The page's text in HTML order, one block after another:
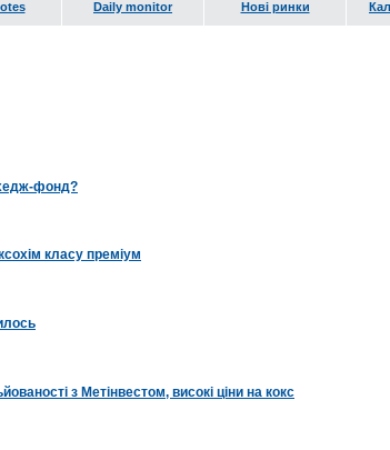
Daily monitor Нові ринки
фонд?
класу преміум
з Метінвестом, високі ціни на кокс